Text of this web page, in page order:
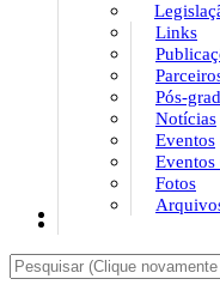
Links
Pós-
Notícias
Eventos
Fotos